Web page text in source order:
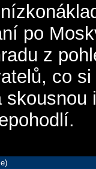
po
z
co
skousnou